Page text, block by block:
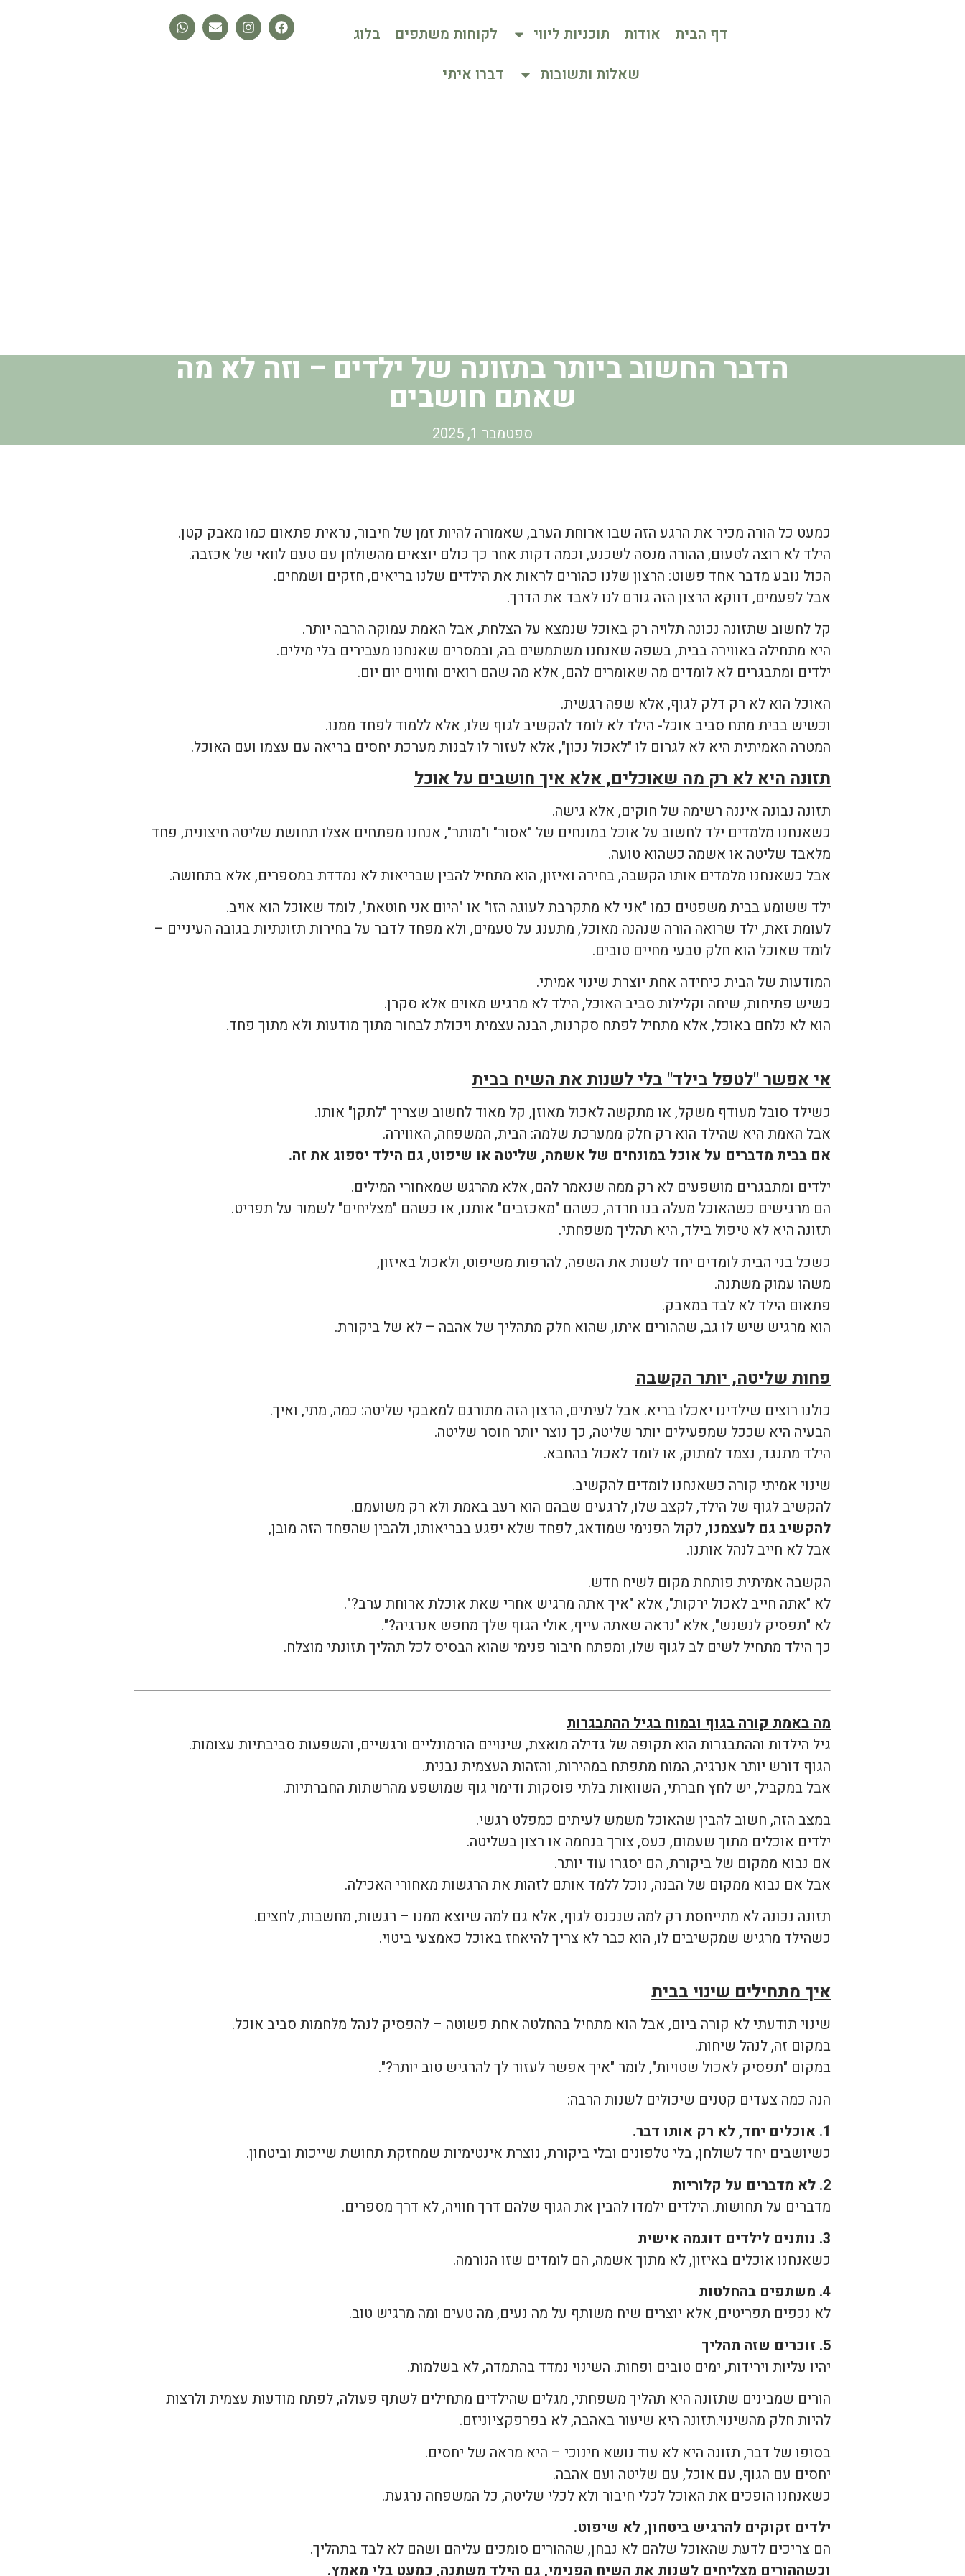
דף הבית אודות תוכניות ליווי לקוחות משתפים
בלוג
שאלות ותשובות
דברו איתי
הדבר החשוב ביותר בתזונה של ילדים – וזה לא מה
שאתם חושבים
ספטמבר 1, 2025
כמעט כל הורה מכיר את הרגע הזה שבו ארוחת הערב, שאמורה להיות זמן של חיבור, נראית פתאום כמו מאבק קטן.
הילד לא רוצה לטעום, ההורה מנסה לשכנע, וכמה דקות אחר כך כולם יוצאים מהשולחן עם טעם לוואי של אכזבה.
הכול נובע מדבר אחד פשוט: הרצון שלנו כהורים לראות את הילדים שלנו בריאים, חזקים ושמחים.
אבל לפעמים, דווקא הרצון הזה גורם לנו לאבד את הדרך.
קל לחשוב שתזונה נכונה תלויה רק באוכל שנמצא על הצלחת, אבל האמת עמוקה הרבה יותר.
היא מתחילה באווירה בבית, בשפה שאנחנו משתמשים בה, ובמסרים שאנחנו מעבירים בלי מילים.
ילדים ומתבגרים לא לומדים מה שאומרים להם, אלא מה שהם רואים וחווים יום יום.
האוכל הוא לא רק דלק לגוף, אלא שפה רגשית.
וכשיש בבית מתח סביב אוכל- הילד לא לומד להקשיב לגוף שלו, אלא ללמוד לפחד ממנו.
המטרה האמיתית היא לא לגרום לו "לאכול נכון", אלא לעזור לו לבנות מערכת יחסים בריאה עם עצמו ועם האוכל.
תזונה היא לא רק מה שאוכלים, אלא איך חושבים על אוכל
תזונה נבונה איננה רשימה של חוקים, אלא גישה.
כשאנחנו מלמדים ילד לחשוב על אוכל במונחים של "אסור" ו"מותר", אנחנו מפתחים אצלו תחושת שליטה חיצונית, פחד
מלאבד שליטה או אשמה כשהוא טועה.
אבל כשאנחנו מלמדים אותו הקשבה, בחירה ואיזון, הוא מתחיל להבין שבריאות לא נמדדת במספרים, אלא בתחושה.
ילד ששומע בבית משפטים כמו "אני לא מתקרבת לעוגה הזו" או "היום אני חוטאת", לומד שאוכל הוא אויב.
לעומת זאת, ילד שרואה הורה שנהנה מאוכל, מתענג על טעמים, ולא מפחד לדבר על בחירות תזונתיות בגובה העיניים –
לומד שאוכל הוא חלק טבעי מחיים טובים.
המודעות של הבית כיחידה אחת יוצרת שינוי אמיתי.
כשיש פתיחות, שיחה וקלילות סביב האוכל, הילד לא מרגיש מאוים אלא סקרן.
הוא לא נלחם באוכל, אלא מתחיל לפתח סקרנות, הבנה עצמית ויכולת לבחור מתוך מודעות ולא מתוך פחד.
אי אפשר "לטפל בילד" בלי לשנות את השיח בבית
כשילד סובל מעודף משקל, או מתקשה לאכול מאוזן, קל מאוד לחשוב שצריך "לתקן" אותו.
אבל האמת היא שהילד הוא רק חלק ממערכת שלמה: הבית, המשפחה, האווירה.
אם בבית מדברים על אוכל במונחים של אשמה, שליטה או שיפוט, גם הילד יספוג את זה.
ילדים ומתבגרים מושפעים לא רק ממה שנאמר להם, אלא מהרגש שמאחורי המילים.
הם מרגישים כשהאוכל מעלה בנו חרדה, כשהם "מאכזבים" אותנו, או כשהם "מצליחים" לשמור על תפריט.
תזונה היא לא טיפול בילד, היא תהליך משפחתי.
כשכל בני הבית לומדים יחד לשנות את השפה, להרפות משיפוט, ולאכול באיזון,
משהו עמוק משתנה.
פתאום הילד לא לבד במאבק.
הוא מרגיש שיש לו גב, שההורים איתו, שהוא חלק מתהליך של אהבה – לא של ביקורת.
פחות שליטה, יותר הקשבה
כולנו רוצים שילדינו יאכלו בריא. אבל לעיתים, הרצון הזה מתורגם למאבקי שליטה: כמה, מתי, ואיך.
הבעיה היא שככל שמפעילים יותר שליטה, כך נוצר יותר חוסר שליטה.
הילד מתנגד, נצמד למתוק, או לומד לאכול בהחבא.
שינוי אמיתי קורה כשאנחנו לומדים להקשיב.
להקשיב לגוף של הילד, לקצב שלו, לרגעים שבהם הוא רעב באמת ולא רק משועמם.
להקשיב גם לעצמנו,לקול הפנימי שמודאג, לפחד שלא יפגע בבריאותו, ולהבין שהפחד הזה מובן,
אבל לא חייב לנהל אותנו.
הקשבה אמיתית פותחת מקום לשיח חדש.
לא "אתה חייב לאכול ירקות", אלא "איך אתה מרגיש אחרי שאת אוכלת ארוחת ערב?".
לא "תפסיק לנשנש", אלא "נראה שאתה עייף, אולי הגוף שלך מחפש אנרגיה?".
כך הילד מתחיל לשים לב לגוף שלו, ומפתח חיבור פנימי שהוא הבסיס לכל תהליך תזונתי מוצלח.
מה באמת קורה בגוף ובמוח בגיל ההתבגרות
גיל הילדות וההתבגרות הוא תקופה של גדילה מואצת, שינויים הורמונליים ורגשיים, והשפעות סביבתיות עצומות.
הגוף דורש יותר אנרגיה, המוח מתפתח במהירות, והזהות העצמית נבנית.
אבל במקביל, יש לחץ חברתי, השוואות בלתי פוסקות ודימוי גוף שמושפע מהרשתות החברתיות.
במצב הזה, חשוב להבין שהאוכל משמש לעיתים כמפלט רגשי.
ילדים אוכלים מתוך שעמום, כעס, צורך בנחמה או רצון בשליטה.
אם נבוא ממקום של ביקורת, הם יסגרו עוד יותר.
אבל אם נבוא ממקום של הבנה, נוכל ללמד אותם לזהות את הרגשות מאחורי האכילה.
תזונה נכונה לא מתייחסת רק למה שנכנס לגוף, אלא גם למה שיוצא ממנו – רגשות, מחשבות, לחצים.
כשהילד מרגיש שמקשיבים לו, הוא כבר לא צריך להיאחז באוכל כאמצעי ביטוי.
איך מתחילים שינוי בבית
שינוי תודעתי לא קורה ביום, אבל הוא מתחיל בהחלטה אחת פשוטה – להפסיק לנהל מלחמות סביב אוכל.
במקום זה, לנהל שיחות.
במקום "תפסיק לאכול שטויות", לומר "איך אפשר לעזור לך להרגיש טוב יותר?".
הנה כמה צעדים קטנים שיכולים לשנות הרבה:
1. אוכלים יחד, לא רק אותו דבר.
כשיושבים יחד לשולחן, בלי טלפונים ובלי ביקורת, נוצרת אינטימיות שמחזקת תחושת שייכות וביטחון.
2. לא מדברים על קלוריות
מדברים על תחושות. הילדים ילמדו להבין את הגוף שלהם דרך חוויה, לא דרך מספרים.
3. נותנים לילדים דוגמה אישית
כשאנחנו אוכלים באיזון, לא מתוך אשמה, הם לומדים שזו הנורמה.
4. משתפים בהחלטות
לא נכפים תפריטים, אלא יוצרים שיח משותף על מה נעים, מה טעים ומה מרגיש טוב.
5. זוכרים שזה תהליך
יהיו עליות וירידות, ימים טובים ופחות. השינוי נמדד בהתמדה, לא בשלמות.
הורים שמבינים שתזונה היא תהליך משפחתי, מגלים שהילדים מתחילים לשתף פעולה, לפתח מודעות עצמית ולרצות
להיות חלק מהשינוי.תזונה היא שיעור באהבה, לא בפרפקציוניזם.
בסופו של דבר, תזונה היא לא עוד נושא חינוכי – היא מראה של יחסים.
יחסים עם הגוף, עם אוכל, עם שליטה ועם אהבה.
כשאנחנו הופכים את האוכל לכלי חיבור ולא לכלי שליטה, כל המשפחה נרגעת.
ילדים זקוקים להרגיש ביטחון, לא שיפוט.
הם צריכים לדעת שהאוכל שלהם לא נבחן, שההורים סומכים עליהם ושהם לא לבד בתהליך.
וכשההורים מצליחים לשנות את השיח הפנימי, גם הילד משתנה, כמעט בלי מאמץ.